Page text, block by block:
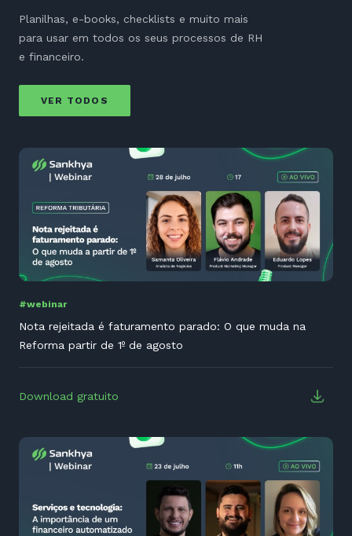
Planilhas, e-books, checklists e muito mais
para usar em todos os seus processos de RH
e financeiro.
VER TODOS
#webinar
Nota rejeitada é faturamento parado: O que muda na
Reforma partir de 1º de agosto
Download gratuito